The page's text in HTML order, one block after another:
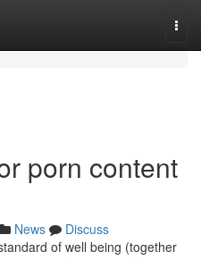
porn content
News
Discuss
of well being (together